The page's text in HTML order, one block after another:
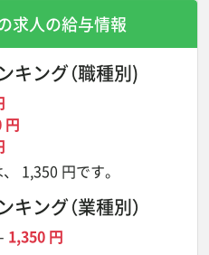
求人の給与情報
キング（職種別)
円
1,350 円です。
キング（業種別）
- 1,350 円